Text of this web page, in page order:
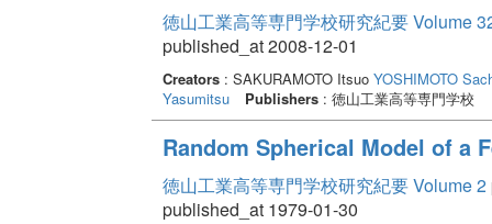
徳山工業高等専門学校研究紀要 Volume
published_at 2008-12-01
Creators: SAKURAMOTO Itsuo YOSHIMOTO
Yasumitsu
Publishers: 徳山工業高等専門学校
Random Spherical Model of a
徳山工業高等専門学校研究紀要 Volume 2
published_at 1979-01-30